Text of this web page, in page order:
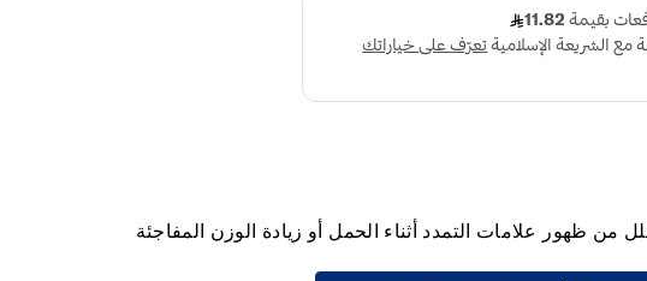
من ظهور علامات التمدد أثناء الحمل أو زيادة الوزن المفاجئة